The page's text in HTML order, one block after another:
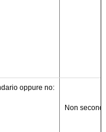
oppure no:
Non